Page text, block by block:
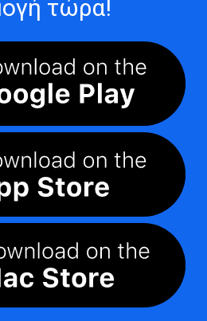
τώρα!